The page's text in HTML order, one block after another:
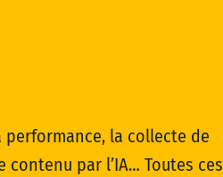
performance, la collecte de
par l’IA… Toutes ces